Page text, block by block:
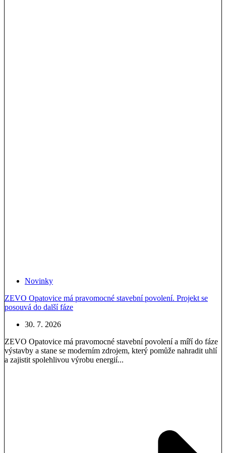
Novinky
ZEVO Opatovice má pravomocné stavební povolení. Projekt se
posouvá do další fáze
30. 7. 2026
ZEVO Opatovice má pravomocné stavební povolení a míří do fáze
výstavby a stane se moderním zdrojem, který pomůže nahradit uhlí
a zajistit spolehlivou výrobu energií...